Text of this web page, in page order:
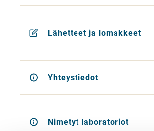
Lähetteet ja lomakkeet
Yhteystiedot
Nimetyt laboratoriot